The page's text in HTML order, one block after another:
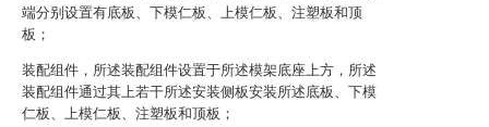
端分别设置有底板、下模仁板、上模仁板、注塑板和顶
板；
装配组件，所述装配组件设置于所述模架底座上方，所述
装配组件通过其上若干所述安装侧板安装所述底板、下模
仁板、上模仁板、注塑板和顶板；